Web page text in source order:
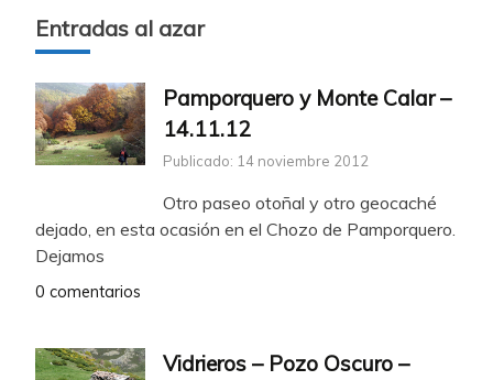
Entradas al azar
Pamporquero y Monte Calar –
14.11.12
Publicado: 14 noviembre 2012
Otro paseo otoñal y otro geocaché
dejado, en esta ocasión en el Chozo de Pamporquero.
Dejamos
0 comentarios
Vidrieros – Pozo Oscuro –